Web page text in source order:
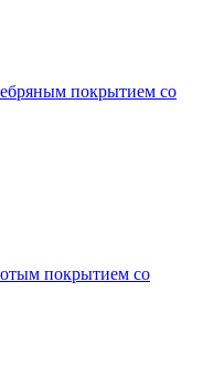
покрытием cо
покрытием cо